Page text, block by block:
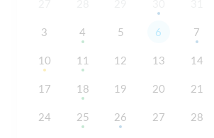
3 4 5 6 7
10 11 12 13 14
17 18 19 20 21
24 25 26 27 28